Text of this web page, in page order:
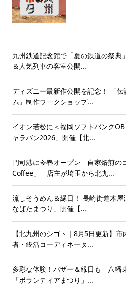
九州鉄道記念館で「夏の鉄道の祭
＆人気列車の客室公開...
ディズニー最新作公開を記念！ 「
ム」制作ワークショップ...
イオン若松に＜福岡ソフトバンク
ャラバン2026」開催【北...
門司港に今春オープン！自家焙煎の
Coffee」 店主が埼玉から北九...
流しそうめん＆縁日！ 長崎街道木
なばたまつり」開催【...
【北九州のシゴト｜8月5日更新】
者・終活コーディネータ...
多彩な体験！バザー＆縁日も 八幡
「ボランティアまつり」...